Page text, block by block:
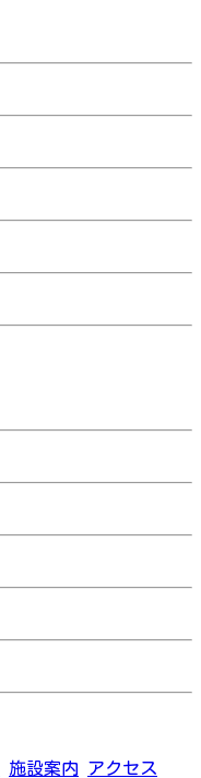
施設案内 アクセス